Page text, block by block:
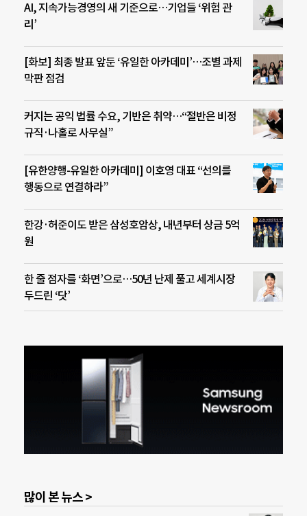
AI, 지속가능경영의 새 기준으로…기업들 ‘위험 관
리’
[화보] 최종 발표 앞둔 ‘유일한 아카데미’…조별 과제
막판 점검
커지는 공익 법률 수요, 기반은 취약…“절반은 비정
규직·나홀로 사무실”
[유한양행-유일한 아카데미] 이호영 대표 “선의를
행동으로 연결하라”
한강·허준이도 받은 삼성호암상, 내년부터 상금 5억
원
한 줄 점자를 ‘화면’으로…50년 난제 풀고 세계시장
두드린 ‘닷’
많이 본 뉴스 >